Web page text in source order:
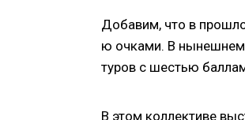
Добавим, что в
ю очками. В нынешнем
туров с шестью
В этом коллективе